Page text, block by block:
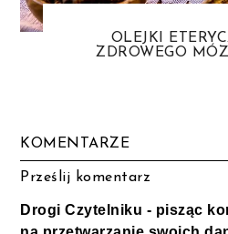
OLEJKI
ZDROWEGO
KOMENTARZE
Prześlij komentarz
Drogi Czytelniku - pisząc